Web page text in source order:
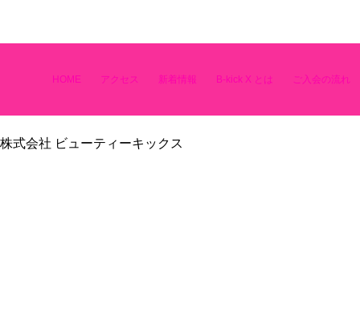
HOME アクセス 新着情報 B-kick X とは ご入会の流れ
株式会社 ビューティーキックス